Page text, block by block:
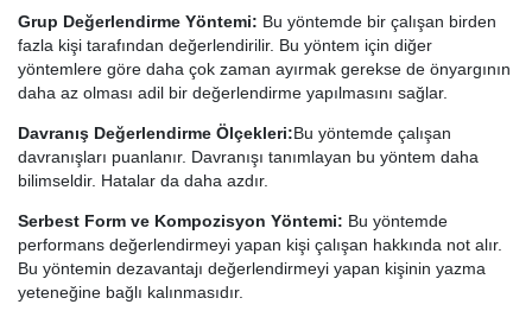
Grup Değerlendirme Yöntemi: Bu yöntemde bir çalışan birden
fazla kişi tarafından değerlendirilir. Bu yöntem için diğer
yöntemlere göre daha çok zaman ayırmak gerekse de önyargının
daha az olması adil bir değerlendirme yapılmasını sağlar.
Davranış Değerlendirme Ölçekleri:Bu yöntemde çalışan
davranışları puanlanır. Davranışı tanımlayan bu yöntem daha
bilimseldir. Hatalar da daha azdır.
Serbest Form ve Kompozisyon Yöntemi: Bu yöntemde
performans değerlendirmeyi yapan kişi çalışan hakkında not alır.
Bu yöntemin dezavantajı değerlendirmeyi yapan kişinin yazma
yeteneğine bağlı kalınmasıdır.